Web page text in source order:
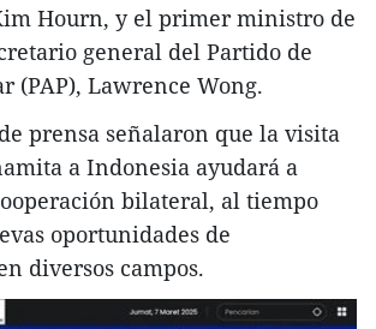
Hourn, y el primer ministro de
general del Partido de
(PAP), Lawrence Wong.
prensa señalaron que la visita
a Indonesia ayudará a
bilateral, al tiempo
oportunidades de
diversos campos.